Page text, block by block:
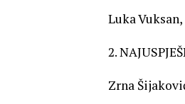
Luka
2.
Zrna